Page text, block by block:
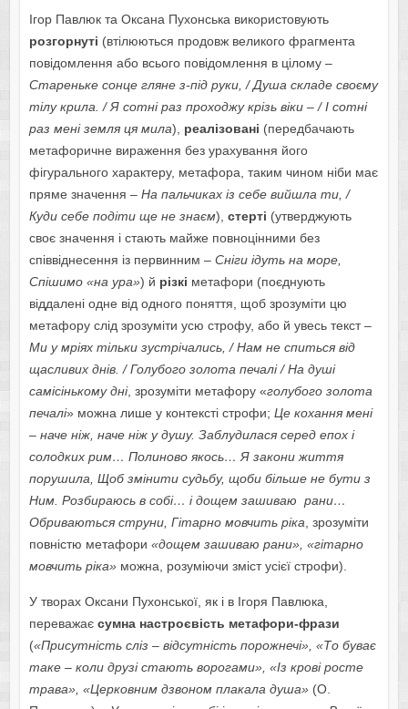
Ігор Павлюк та Оксана Пухонська використовують
розгорнуті (втілюються продовж великого фрагмента
повідомлення або всього повідомлення в цілому –
Стареньке сонце гляне з-під руки, / Душа складе своєму
тілу крила. / Я сотні раз проходжу крізь віки – / І сотні
раз мені земля ця мила), реалізовані (передбачають
метафоричне вираження без урахування його
фігурального характеру, метафора, таким чином ніби має
пряме значення – На пальчиках із себе вийшла ти, /
Куди себе подіти ще не знаєм), стерті (утверджують
своє значення і стають майже повноцінними без
співвіднесення із первинним – Cніги ідуть на море,
Cпішимо «на ура») й різкі метафори (поєднують
віддалені одне від одного поняття, щоб зрозуміти цю
метафору слід зрозуміти усю строфу, або й увесь текст –
Ми у мріях тільки зустрічались, / Нам не спиться від
щасливих днів. / Голубого золота печалі / На душі
самісінькому дні, зрозуміти метафору «голубого золота
печалі» можна лише у контексті строфи; Це кохання мені
– наче ніж, наче ніж у душу. Заблудилася серед епох і
солодких рим… Полиново якось… Я закони життя
порушила, Щоб змінити судьбу, щоби більше не бути з
Ним. Розбираюсь в собі… і дощем зашиваю рани…
Обриваються струни, Гітарно мовчить ріка, зрозуміти
повністю метафори «дощем зашиваю рани», «гітарно
мовчить ріка»можна, розуміючи зміст усієї строфи).
У творах Оксани Пухонської, як і в Ігоря Павлюка,
переважає сумна настроєвість метафори-фрази
(«Присутність сліз – відсутність порожнечі», «То буває
таке – коли друзі стають ворогами», «Із крові росте
трава», «Церковним дзвоном плакала душа» (О.